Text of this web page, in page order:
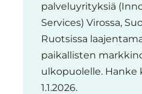
palveluyrityksiä
Services) Virossa,
Ruotsissa
paikallisten
ulkopuolelle. Hanke
1.1.2026.